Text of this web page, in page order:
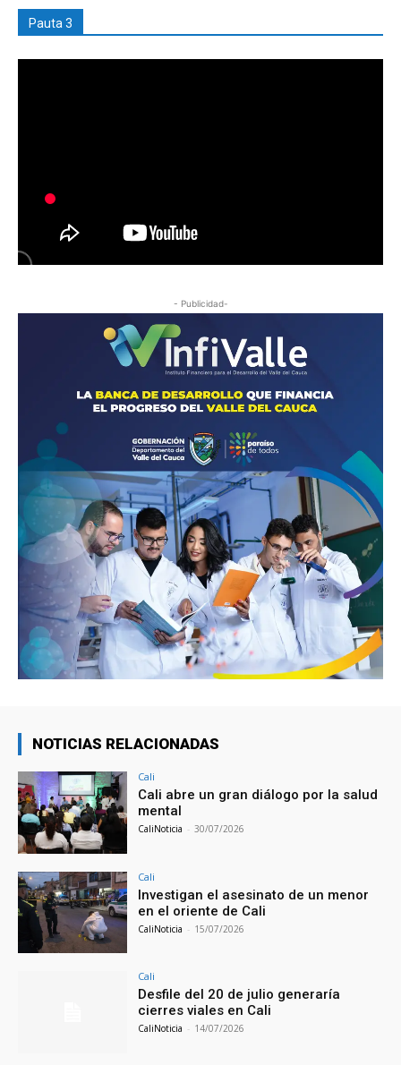
Pauta 3
- Publicidad-
NOTICIAS RELACIONADAS
Cali
Cali abre un gran diálogo por la salud
mental
CaliNoticia - 30/07/2026
Cali
Investigan el asesinato de un menor
en el oriente de Cali
CaliNoticia - 15/07/2026
Cali
Desfile del 20 de julio generaría
cierres viales en Cali
CaliNoticia - 14/07/2026